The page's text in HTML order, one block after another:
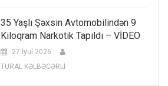
35 Yaşlı Şəxsin Avtomobilindən 9
Kiloqram Narkotik Tapıldı – VİDEO
27 İyul 2026
TURAL KƏLBƏCƏRLİ